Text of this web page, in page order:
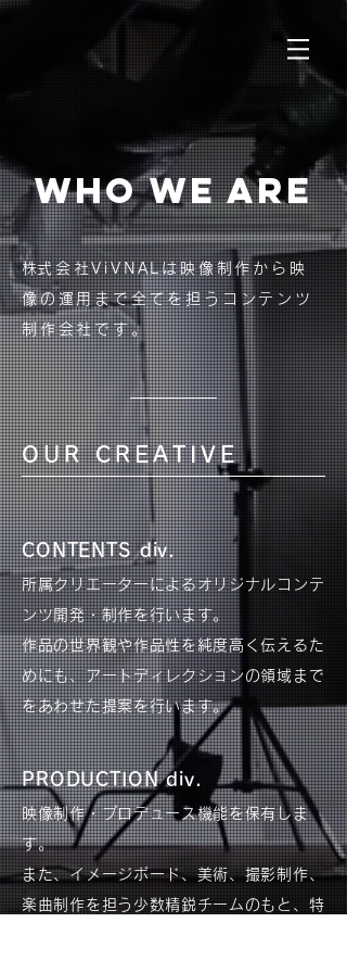
WHO WE ARE
​株式会社ViVNALは映像制作から映
像の運用まで全てを担うコンテンツ
制作会社です。
OUR CREATIVE
CONTENTS div.
所属クリエーターによるオリジナルコンテ
ンツ開発・制作を行います。
作品の世界観や作品性を純度高く伝えるた
めにも、アートディレクションの領域まで
をあわせた提案を行います。
PRODUCTION div.
映像制作・プロデュース機能を保有しま
す。
また、イメージボード、美術、撮影制作、
楽曲制作を担う少数精鋭チームのもと、特